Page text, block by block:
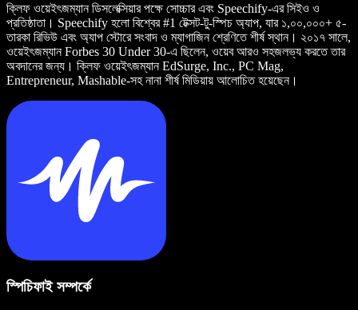
ক্লিফ ওয়েইৎজম্যান ডিসলেক্সিয়ার পক্ষে সোচ্চার এবং Speechify-এর সিইও ও
প্রতিষ্ঠাতা। Speechify হলো বিশ্বের #1 টেক্সট-টু-স্পিচ অ্যাপ, যার ১,০০,০০০+ ৫-
তারকা রিভিউ এবং অ্যাপ স্টোরে সংবাদ ও ম্যাগাজিন শ্রেণিতে শীর্ষ স্থান। ২০১৭ সালে,
ওয়েইৎজম্যান Forbes 30 Under 30-এ ছিলেন, ওয়েব আরও সহজলভ্য করতে তার
অবদানের জন্য। ক্লিফ ওয়েইৎজম্যান EdSurge, Inc., PC Mag,
Entrepreneur, Mashable-সহ নানা শীর্ষ মিডিয়ায় আলোচিত হয়েছেন।
স্পিচিফাই সম্পর্কে